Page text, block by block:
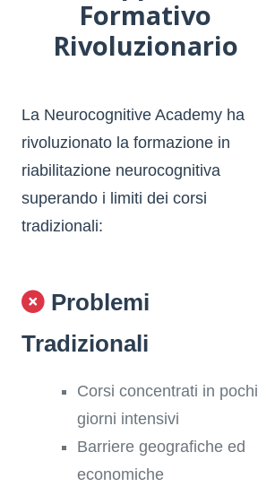
Formativo
Rivoluzionario
La Neurocognitive Academy ha
rivoluzionato la formazione in
riabilitazione neurocognitiva
superando i limiti dei corsi
tradizionali:
Problemi
Tradizionali
Corsi concentrati in pochi
giorni intensivi
Barriere geografiche ed
economiche